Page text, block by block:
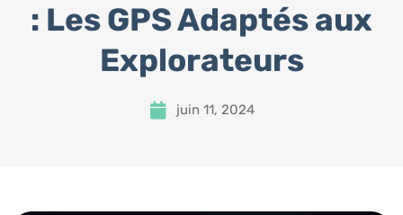
: Les GPS Adaptés aux
Explorateurs
juin 11, 2024